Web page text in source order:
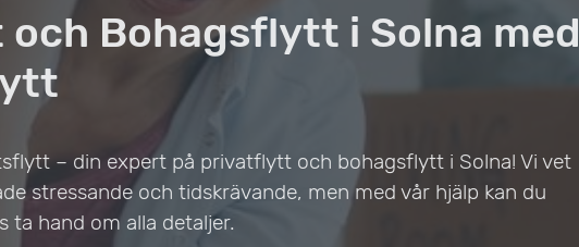
Bohagsflytt i Solna med
– din expert på privatflytt och bohagsflytt i Solna! Vi vet
stressande och tidskrävande, men med vår hjälp kan du
ta hand om alla detaljer.